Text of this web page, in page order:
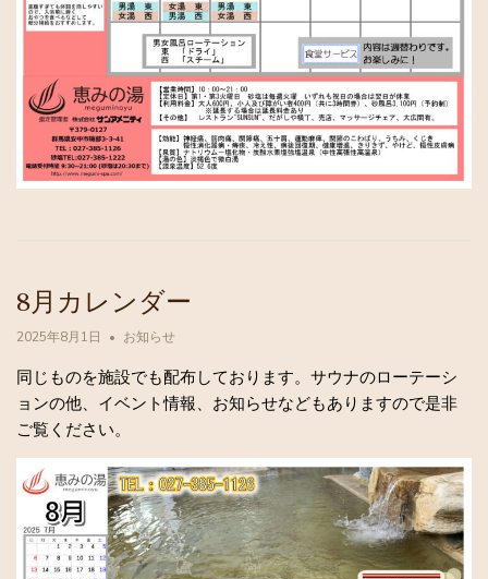
8月カレンダー
2025年8月1日 お知らせ
同じものを施設でも配布しております。サウナのローテーシ
ョンの他、イベント情報、お知らせなどもありますので是非
ご覧ください。